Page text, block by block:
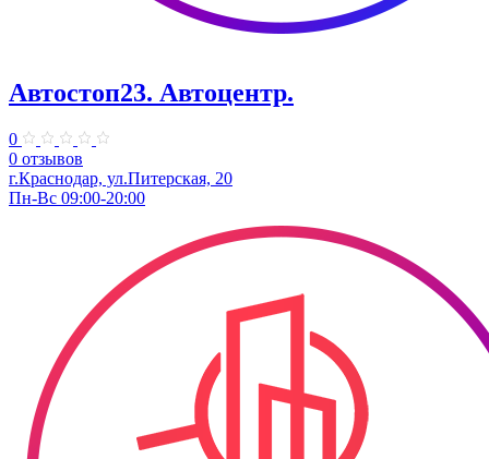
Автостоп23. ​Автоцентр.
0
0 отзывов
г.Краснодар, ул.Питерская, 20
Пн-Вс 09:00-20:00